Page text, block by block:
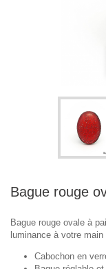
Bague rouge
Bague rouge ovale à
luminance à votre main
Cabochon en